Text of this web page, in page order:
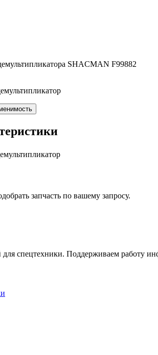
SHACMAN F99882
запчасть по вашему запросу.
спецтехники. Поддерживаем работу